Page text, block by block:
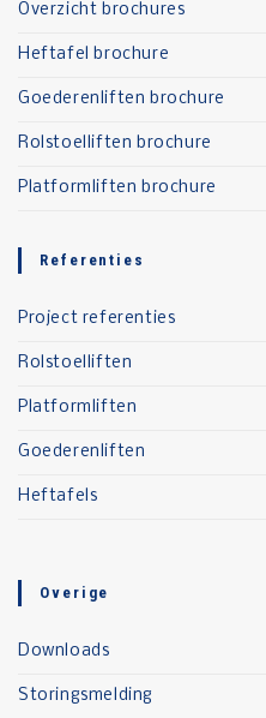
Overzicht brochures
Heftafel brochure
Goederenliften brochure
Rolstoelliften brochure
Platformliften brochure
Referenties
Project referenties
Rolstoelliften
Platformliften
Goederenliften
Heftafels
Overige
Downloads
Storingsmelding